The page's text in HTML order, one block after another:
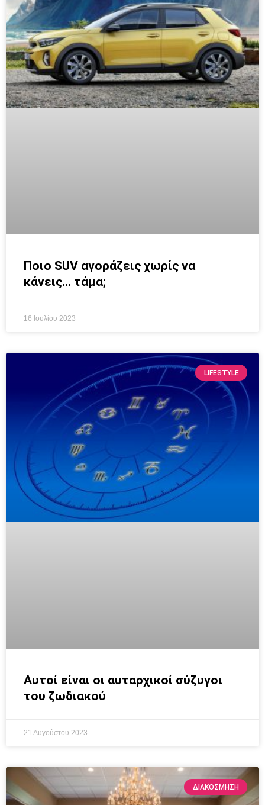
Ποιο SUV αγοράζεις χωρίς να
κάνεις… τάμα;
16 Ιουλίου 2023
LIFESTYLE
Αυτοί είναι οι αυταρχικοί σύζυγοι
του ζωδιακού
21 Αυγούστου 2023
ΔΙΑΚΌΣΜΗΣΗ